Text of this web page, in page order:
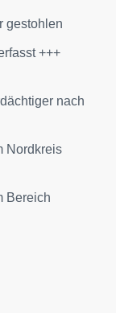
gestohlen
+++
nach
Nordkreis
Bereich